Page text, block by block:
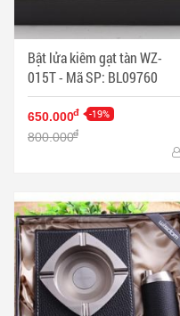
Bật lửa kiêm gạt tàn WZ-
015T - Mã SP: BL09760
650.000đ -19%
800.000đ